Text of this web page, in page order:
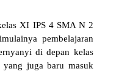
XI IPS 4 SMA N 2
pembelajaran
di depan kelas
yang juga baru masuk